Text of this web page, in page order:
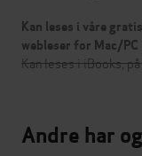
Kan leses i våre
webleser for Mac/PC
Kan leses i iBooks,
Andre har